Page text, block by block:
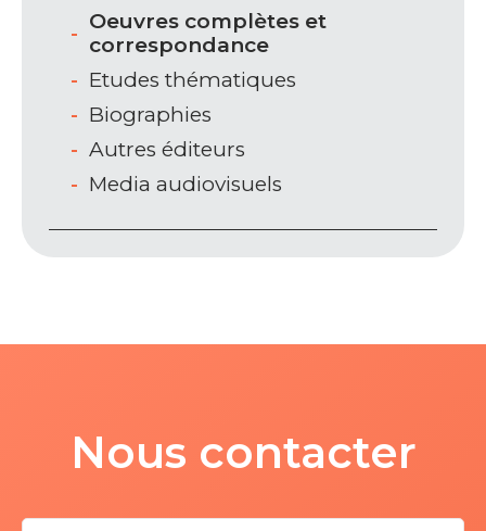
Oeuvres complètes et
correspondance
Etudes thématiques
Biographies
Autres éditeurs
Media audiovisuels
Nous contacter